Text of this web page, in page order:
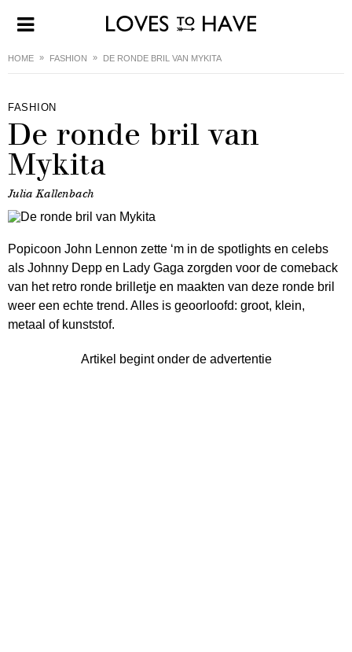
HOME FASHION DE RONDE BRIL VAN MYKITA
FASHION
De ronde bril van
Mykita
Julia Kallenbach
Popicoon John Lennon zette ‘m in de spotlights en celebs
als Johnny Depp en Lady Gaga zorgden voor de comeback
van het retro ronde brilletje en maakten van deze ronde bril
weer een echte trend. Alles is geoorloofd: groot, klein,
metaal of kunststof.
Artikel begint onder de advertentie